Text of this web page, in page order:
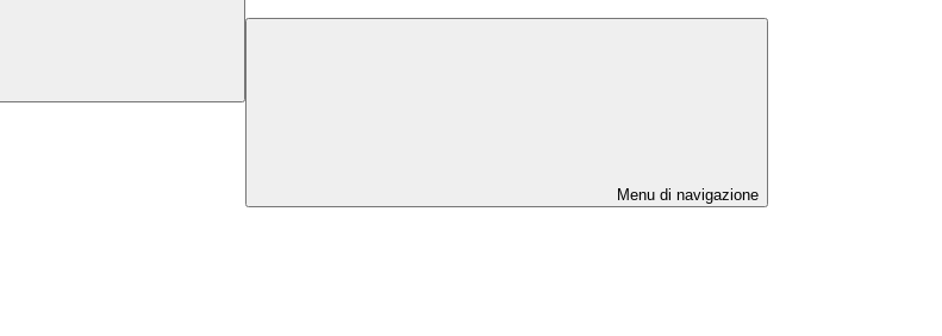
Menu di navigazione